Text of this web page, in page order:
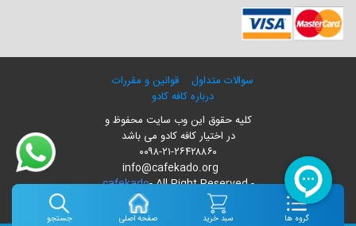
گروه ها سبد خرید صفحه اصلی جستجو
سوالات متداول
قوانین و مقررات
درباره کافه کادو
کلیه حقوق این وب سایت محفوظ و
در اختیار کافه کادو می باشد
۰۰۹۸-۲۱-۲۶۴۲۸۸۶۰
cafekado- All Right Reserved -